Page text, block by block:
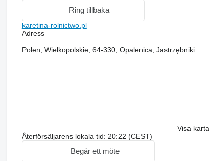
Ring tillbaka
karetina-rolnictwo.pl
Adress
Polen, Wielkopolskie, 64-330, Opalenica, Jastrzębniki
Visa karta
Återförsäljarens lokala tid: 20:22 (CEST)
Begär ett möte